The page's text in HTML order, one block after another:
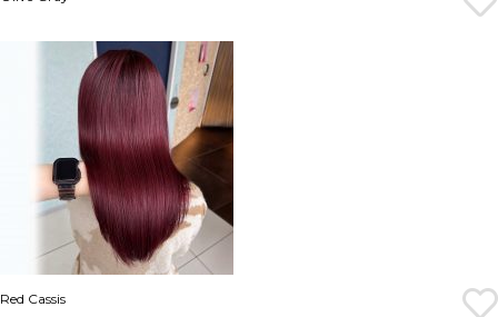
Red Cassis